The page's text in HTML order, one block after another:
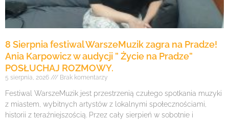
8 Sierpnia festiwal WarszeMuzik zagra na Pradze!
Ania Karpowicz w audycji ” Życie na Pradze”
POSŁUCHAJ ROZMOWY.
5 sierpnia, 2026 Brak komentarzy
Festiwal WarszeMuzik jest przestrzenią czułego spotkania muzyki
z miastem, wybitnych artystów z lokalnymi społecznościami,
historii z teraźniejszością. Przez cały sierpień w sobotnie i